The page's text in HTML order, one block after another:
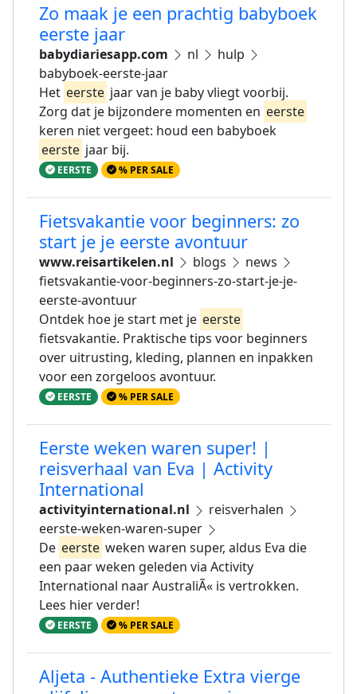
Zo maak je een prachtig babyboek
eerste jaar
babydiariesapp.com nl
hulp
babyboek-eerste-jaar
Het eerste jaar van je baby vliegt voorbij.
Zorg dat je bijzondere momenten en eerste
keren niet vergeet: houd een babyboek
eerste jaar bij.
EERSTE % PER SALE
Fietsvakantie voor beginners: zo
start je je eerste avontuur
www.reisartikelen.nl blogs
news
fietsvakantie-voor-beginners-zo-start-je-je-
eerste-avontuur
Ontdek hoe je start met je eerste
fietsvakantie. Praktische tips voor beginners
over uitrusting, kleding, plannen en inpakken
voor een zorgeloos avontuur.
EERSTE % PER SALE
Eerste weken waren super! |
reisverhaal van Eva | Activity
International
activityinternational.nl
reisverhalen
eerste-weken-waren-super
De eerste weken waren super, aldus Eva die
een paar weken geleden via Activity
International naar AustraliÃ« is vertrokken.
Lees hier verder!
EERSTE % PER SALE
Aljeta - Authentieke Extra vierge